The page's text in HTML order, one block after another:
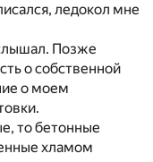
ледокол мне
Позже
о собственной
о моем
то бетонные
хламом